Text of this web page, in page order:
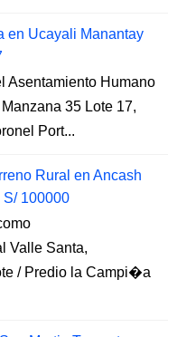
en Ucayali Manantay
Asentamiento Humano
35 Lote 17,
Port...
Rural en Ancash
100000
Valle Santa,
/ Predio la Campi�a